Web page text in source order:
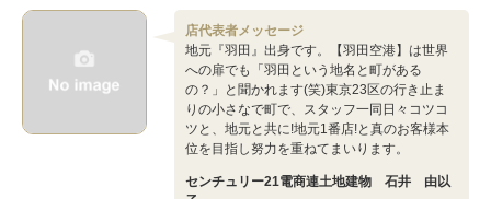
店代表者メッセージ
地元『羽田』出身です。【羽田空港】は世界
への扉でも「羽田という地名と町がある
の？」と聞かれます(笑)東京23区の行き止ま
りの小さなで町で、スタッフ一同日々コツコ
ツと、地元と共に!地元1番店!と真のお客様本
位を目指し努力を重ねてまいります。
センチュリー21電商連土地建物 石井 由以